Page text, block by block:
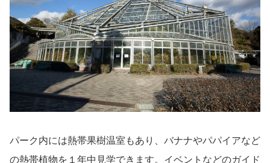
パーク内には熱帯果樹温室もあり、バナナやパパイアなど
の熱帯植物を１年中見学できます。イベントなどのガイド